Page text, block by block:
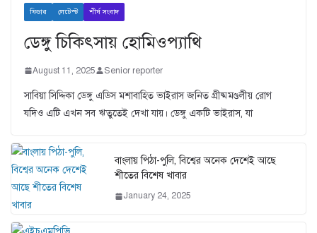
ফিচার লেটেস্ট শীর্ষ সংবাদ
ডেঙ্গু চিকিৎসায় হোমিওপ্যাথি
August 11, 2025 Senior reporter
সাবিয়া সিদ্দিকা ডেঙ্গু এডিস মশাবাহিত ভাইরাস জনিত গ্রীষ্মমণ্ডলীয় রোগ
যদিও এটি এখন সব ঋতুতেই দেখা যায়। ডেঙ্গু একটি ভাইরাস, যা
বাংলায় পিঠা-পুলি, বিশ্বের অনেক দেশেই আছে
শীতের বিশেষ খাবার
January 24, 2025